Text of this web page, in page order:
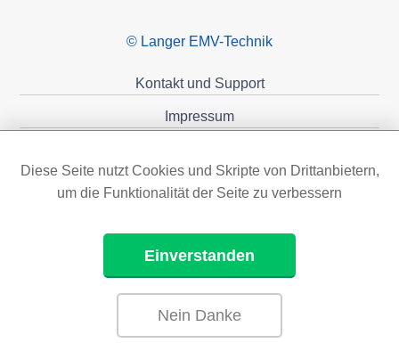
© Langer EMV-Technik
Kontakt und Support
Impressum
Diese Seite nutzt Cookies und Skripte von Drittanbietern,
um die Funktionalität der Seite zu verbessern
Einverstanden
Nein Danke